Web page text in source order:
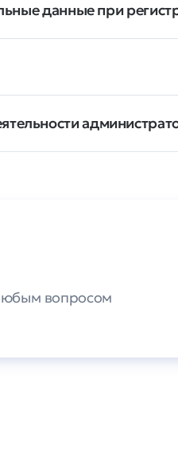
данные при
вопросом